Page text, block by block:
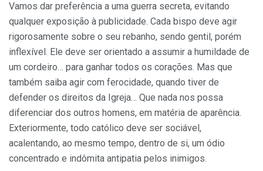
Vamos dar preferência a uma guerra secreta, evitando
qualquer exposição à publicidade. Cada bispo deve agir
rigorosamente sobre o seu rebanho, sendo gentil, porém
inflexível. Ele deve ser orientado a assumir a humildade de
um cordeiro… para ganhar todos os corações. Mas que
também saiba agir com ferocidade, quando tiver de
defender os direitos da Igreja… Que nada nos possa
diferenciar dos outros homens, em matéria de aparência.
Exteriormente, todo católico deve ser sociável,
acalentando, ao mesmo tempo, dentro de si, um ódio
concentrado e indômita antipatia pelos inimigos.